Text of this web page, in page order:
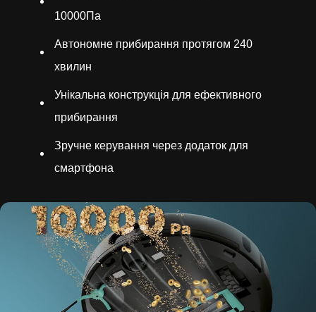
10000Па
Автономне прибирання протягом 240
хвилин
Унікальна конструкція для ефективного
прибирання
Зручне керування через додаток для
смартфона